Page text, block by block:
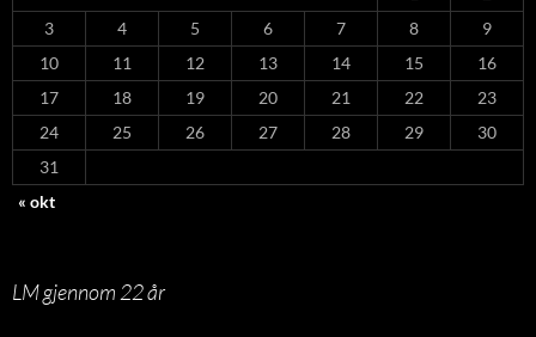
3
4 5 6 7 8
9
10
11 12 13 14 15
16
17
18 19 20 21 22
23
24
25 26 27 28 29
30
31
« okt
LM gjennom 22 år